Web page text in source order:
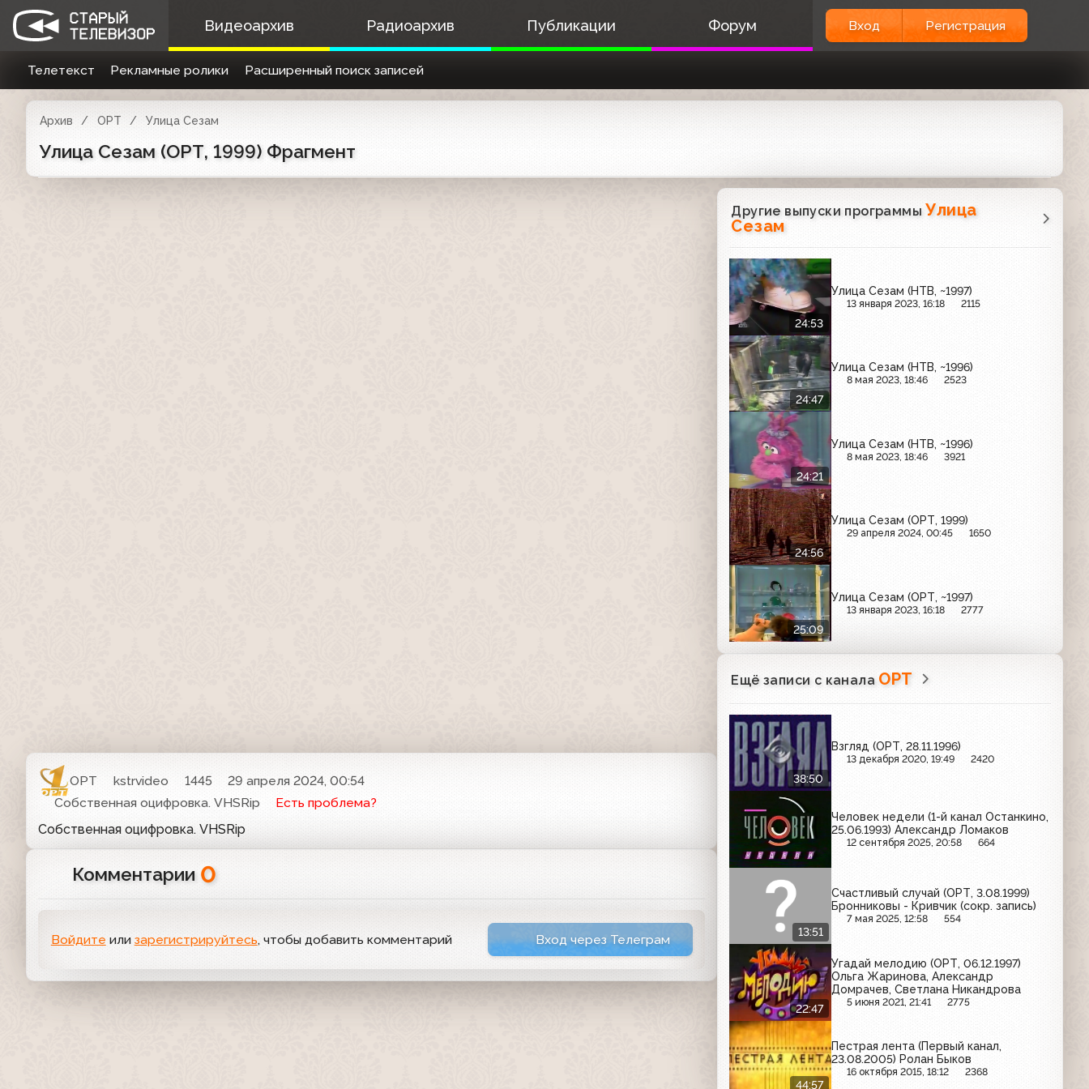
Видеоархив Радиоархив Публикации Форум Вход Регистрация
Телетекст Рекламные ролики Расширенный поиск записей
Архив ОРТ Улица Сезам
Улица Сезам (ОРТ, 1999) Фрагмент
ОРТ kstrvideo 1445
29 апреля 2024, 00:54
Собственная оцифровка. VHSRip
Есть проблема?
Собственная оцифровка. VHSRip
Комментарии 0
Войдите или зарегистрируйтесь, чтобы добавить комментарий Вход через Телеграм
Другие выпуски программы Улица
Сезам
24:53
Улица Сезам (НТВ, ~1997)
13 января 2023, 16:18 2115
24:47
Улица Сезам (НТВ, ~1996)
8 мая 2023, 18:46 2523
24:21
Улица Сезам (НТВ, ~1996)
8 мая 2023, 18:46 3921
24:56
Улица Сезам (ОРТ, 1999)
29 апреля 2024, 00:45 1650
25:09
Улица Сезам (ОРТ, ~1997)
13 января 2023, 16:18 2777
Ещё записи с канала ОРТ
38:50
Взгляд (ОРТ, 28.11.1996)
13 декабря 2020, 19:49 2420
Человек недели (1-й канал Останкино,
25.06.1993) Александр Ломаков
12 сентября 2025, 20:58 664
13:51
Счастливый случай (ОРТ, 3.08.1999)
Бронниковы - Кривчик (сокр. запись)
7 мая 2025, 12:58 554
22:47
Угадай мелодию (ОРТ, 06.12.1997)
Ольга Жаринова, Александр
Домрачев, Светлана Никандрова
5 июня 2021, 21:41 2775
44:57
Пестрая лента (Первый канал,
23.08.2005) Ролан Быков
16 октября 2015, 18:12 2368